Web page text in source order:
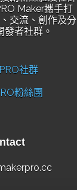
Maker攜手打
交流、創作及分
發者社群。
社群
粉絲團